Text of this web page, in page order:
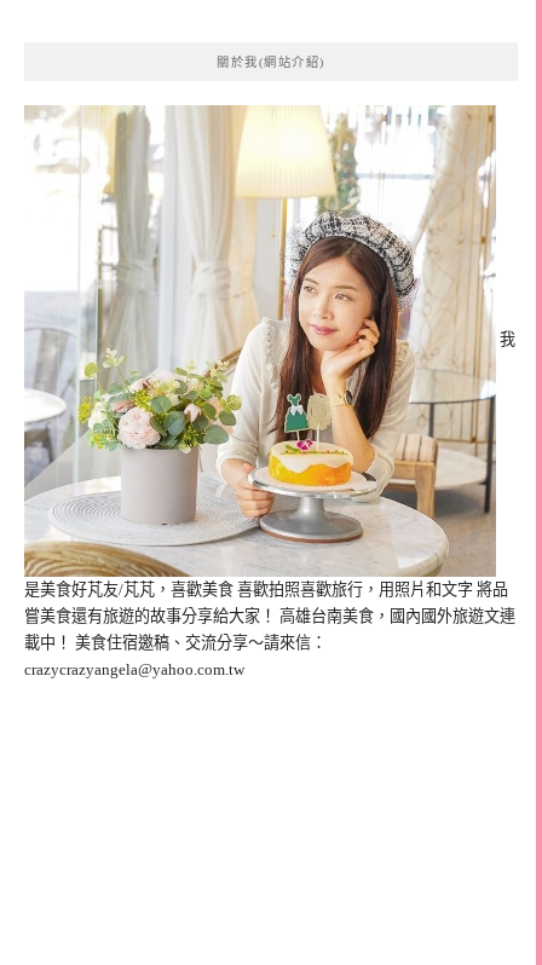
關於我(網站介紹)
我
是美食好芃友/芃芃，喜歡美食 喜歡拍照喜歡旅行，用照片和文字 將品
嘗美食還有旅遊的故事分享給大家！ 高雄台南美食，國內國外旅遊文連
載中！ 美食住宿邀稿、交流分享～請來信：
crazycrazyangela@yahoo.com.tw